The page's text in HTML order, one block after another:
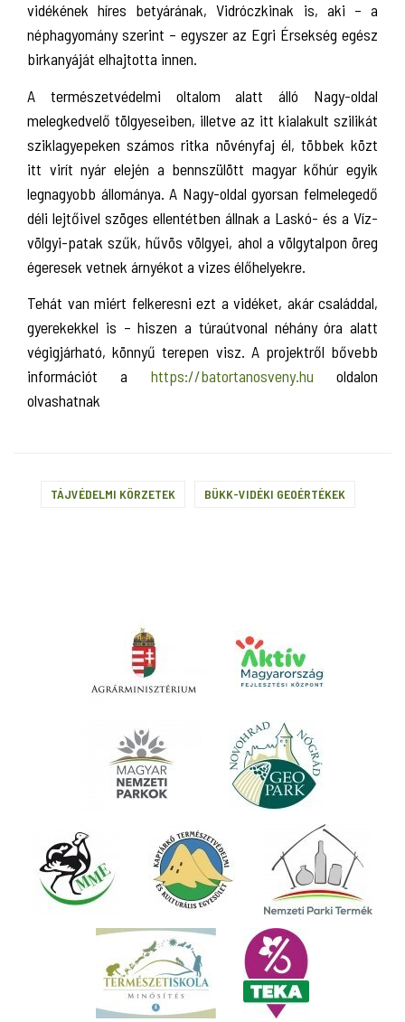
vidékének híres betyárának, Vidróczkinak is, aki – a
néphagyomány szerint – egyszer az Egri Érsekség egész
birkanyáját elhajtotta innen.
A természetvédelmi oltalom alatt álló Nagy-oldal
melegkedvelő tölgyeseiben, illetve az itt kialakult szilikát
sziklagyepeken számos ritka növényfaj él, többek közt
itt virít nyár elején a bennszülött magyar kőhúr egyik
legnagyobb állománya. A Nagy-oldal gyorsan felmelegedő
déli lejtőivel szöges ellentétben állnak a Laskó- és a Víz-
völgyi-patak szűk, hűvös völgyei, ahol a völgytalpon öreg
égeresek vetnek árnyékot a vizes élőhelyekre.
Tehát van miért felkeresni ezt a vidéket, akár családdal,
gyerekekkel is – hiszen a túraútvonal néhány óra alatt
végigjárható, könnyű terepen visz. A projektről bővebb
információt a https://batortanosveny.hu oldalon
olvashatnak
TÁJVÉDELMI KÖRZETEK BÜKK-VIDÉKI GEOÉRTÉKEK